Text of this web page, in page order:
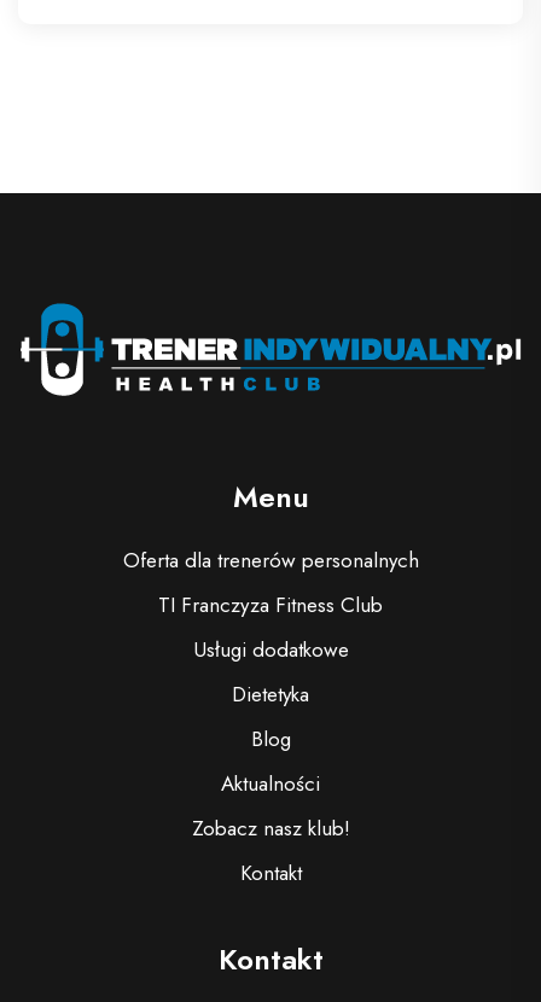
Menu
Oferta dla trenerów personalnych
TI Franczyza Fitness Club
Usługi dodatkowe
Dietetyka
Blog
Aktualności
Zobacz nasz klub!
Kontakt
Kontakt